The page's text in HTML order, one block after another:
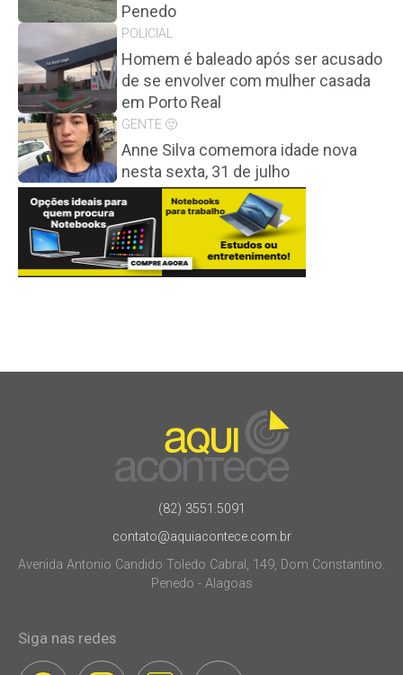
Penedo
POLICIAL
Homem é baleado após ser acusado
de se envolver com mulher casada
em Porto Real
GENTE 🙂
Anne Silva comemora idade nova
nesta sexta, 31 de julho
(82) 3551.5091
contato@aquiacontece.com.br
Avenida Antonio Candido Toledo Cabral, 149, Dom Constantino.
Penedo - Alagoas
Siga nas redes